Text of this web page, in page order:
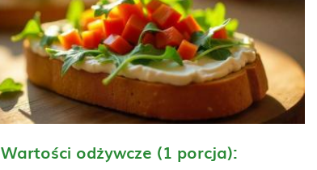
Wartości odżywcze (1 porcja):